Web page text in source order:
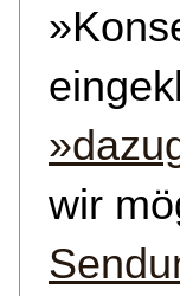
wir